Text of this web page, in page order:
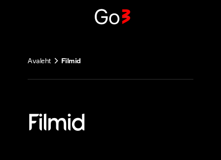
Avaleht Filmid
Filmid